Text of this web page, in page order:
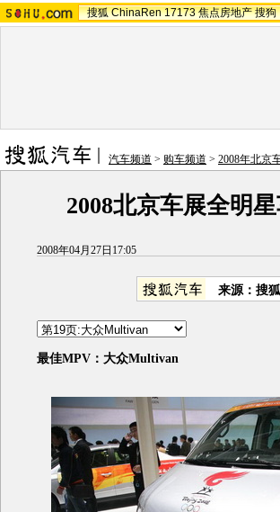
搜狐 ChinaRen 17173 焦点房地产 搜狗
汽车频道 > 购车频道 > 2008年北京
2008北京车展全明
2008年04月27日17:05
来源：搜
最佳MPV：大众Multivan